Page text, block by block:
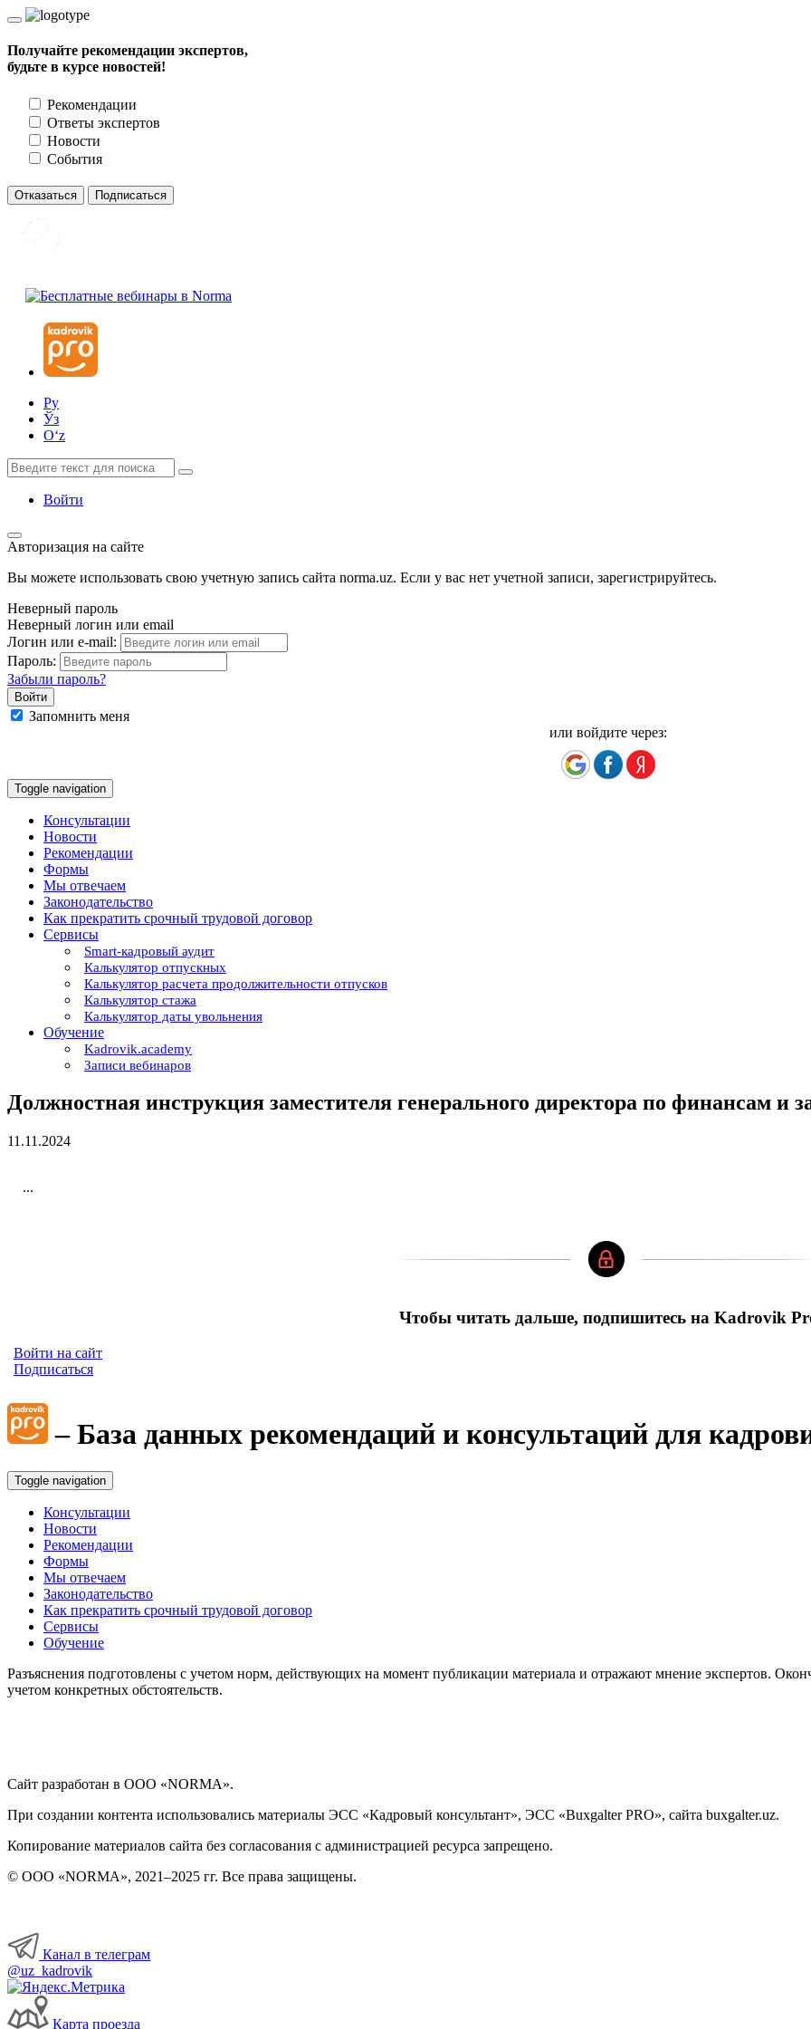
Получайте рекомендации экспертов,
будьте в курсе новостей!
Рекомендации
Ответы экспертов
Новости
События
Отказаться Подписаться
Ру
Ўз
Oʻz
Войти
Авторизация на сайте
Вы можете использовать свою учетную запись сайта norma.uz. Если у вас нет учетной записи, зарегистрируйтесь.
Неверный пароль
Неверный логин или email
Логин или e-mail:
Пароль:
Забыли пароль?
Запомнить меня
или войдите через:
Toggle navigation
Консультации
Новости
Рекомендации
Формы
Мы отвечаем
Законодательство
Как прекратить срочный трудовой договор
Сервисы
Smart-кадровый аудит
Калькулятор отпускных
Калькулятор расчета продолжительности отпусков
Калькулятор стажа
Калькулятор даты увольнения
Обучение
Kadrovik.academy
Записи вебинаров
Должностная инструкция заместителя генерального директора по финансам и
11.11.2024
...
Чтобы читать дальше, подпишитесь на Kadrovik
Войти на сайт
Подписаться
– База данных рекомендаций и консультаций для
Toggle navigation
Консультации
Новости
Рекомендации
Формы
Мы отвечаем
Законодательство
Как прекратить срочный трудовой договор
Сервисы
Обучение
Разъяснения подготовлены с учетом норм, действующих на момент публикации материала и отражают мнение экспертов.
учетом конкретных обстоятельств.
Сайт разработан в ООО «NORMA».
При создании контента использовались материалы ЭСС «Кадровый консультант», ЭСС «Buxgalter PRO», сайта buxgalter.uz.
Копирование материалов сайта без согласования с администрацией ресурса запрещено.
© ООО «NORMA», 2021–2025 гг. Все права защищены.
Канал в телеграм
@uz_kadrovik
Карта проезда